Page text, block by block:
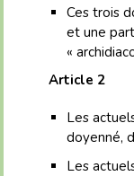
Ces trois
et une
«
Article 2
Les
doyenné,
Les